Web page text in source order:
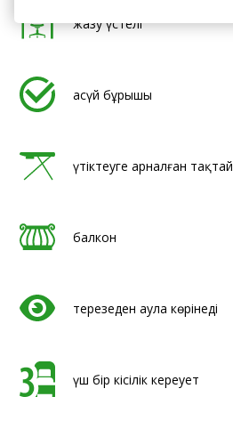
жазу үстелі
асүй бұрышы
үтіктеуге арналған тақтай
балкон
терезеден аула көрінеді
үш бір кісілік кереует